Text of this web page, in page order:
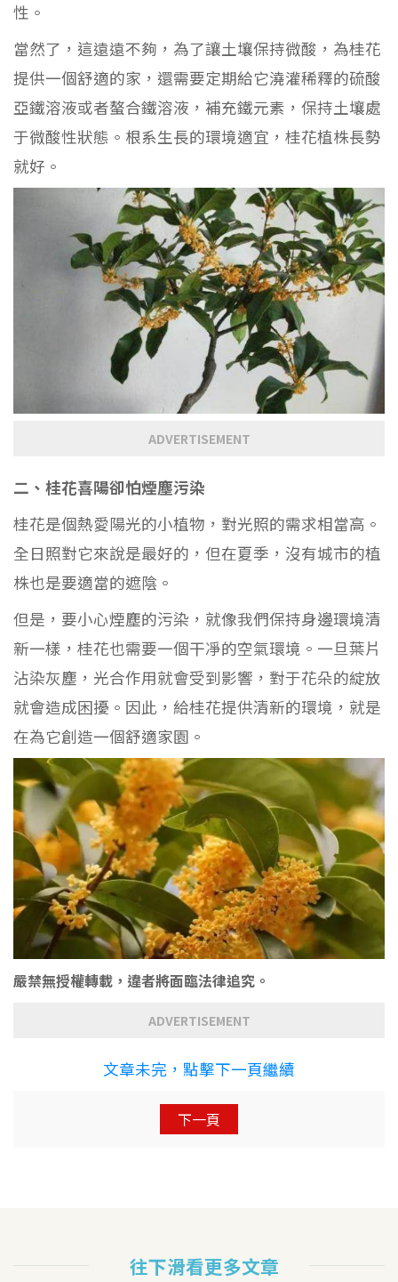
性。
當然了，這遠遠不夠，為了讓土壤保持微酸，為桂花
提供一個舒適的家，還需要定期給它澆灌稀釋的硫酸
亞鐵溶液或者螯合鐵溶液，補充鐵元素，保持土壤處
于微酸性狀態。根系生長的環境適宜，桂花植株長勢
就好。
ADVERTISEMENT
二、桂花喜陽卻怕煙塵污染
桂花是個熱愛陽光的小植物，對光照的需求相當高。
全日照對它來說是最好的，但在夏季，沒有城市的植
株也是要適當的遮陰。
但是，要小心煙塵的污染，就像我們保持身邊環境清
新一樣，桂花也需要一個干凈的空氣環境。一旦葉片
沾染灰塵，光合作用就會受到影響，對于花朵的綻放
就會造成困擾。因此，給桂花提供清新的環境，就是
在為它創造一個舒適家園。
嚴禁無授權轉載，違者將面臨法律追究。
ADVERTISEMENT
文章未完，點擊下一頁繼續
下一頁
往下滑看更多文章